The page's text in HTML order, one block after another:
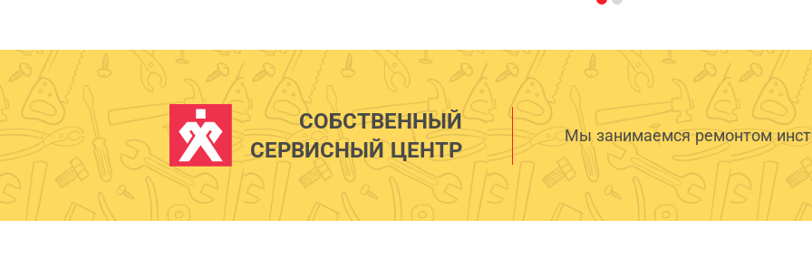
СОБСТВЕННЫЙ
СЕРВИСНЫЙ ЦЕНТР
Мы занимаемся ремонтом